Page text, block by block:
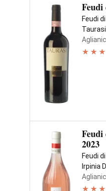
Feudi
Feudi
Feudi
2023
Feudi
Irpinia